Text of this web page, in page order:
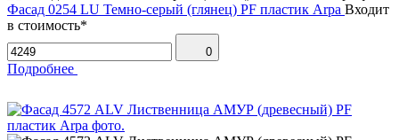
Фасад 0254 LU Темно-серый (глянец) PF пластик Arpa Входит
в стоимость*
0
Подробнее